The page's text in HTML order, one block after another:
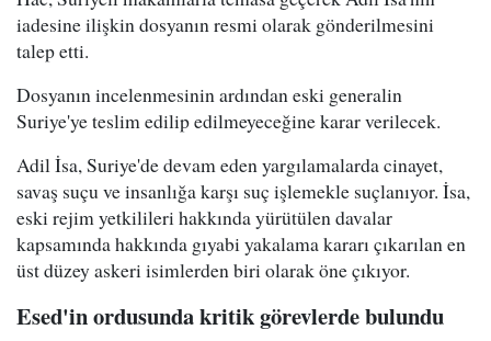
iadesine ilişkin dosyanın resmi olarak gönderilmesini
talep etti.
Dosyanın incelenmesinin ardından eski generalin
Suriye'ye teslim edilip edilmeyeceğine karar verilecek.
Adil İsa, Suriye'de devam eden yargılamalarda cinayet,
savaş suçu ve insanlığa karşı suç işlemekle suçlanıyor. İsa,
eski rejim yetkilileri hakkında yürütülen davalar
kapsamında hakkında gıyabi yakalama kararı çıkarılan en
üst düzey askeri isimlerden biri olarak öne çıkıyor.
Esed'in ordusunda kritik görevlerde bulundu